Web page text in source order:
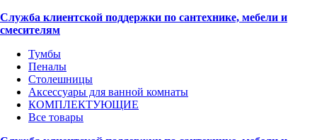
Служба клиентской поддержки по сантехнике, мебели и
смесителям
Тумбы
Пеналы
Столешницы
Аксессуары для ванной комнаты
КОМПЛЕКТУЮЩИЕ
Все товары